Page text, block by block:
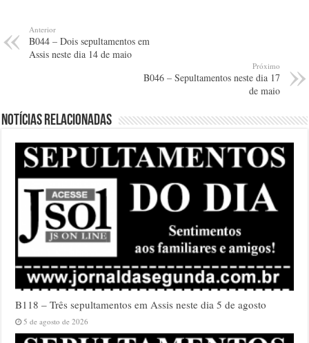
Anterior
B044 – Dois sepultamentos em
Assis neste dia 14 de maio
Próximo
B046 – Sepultamentos neste dia 17
de maio
Notícias relacionadas
B118 – Três sepultamentos em Assis neste dia 5 de agosto
5 de agosto de 2026